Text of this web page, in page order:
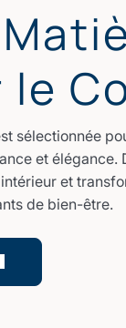
le
sélectionnée
et élégance.
et
de bien-être.